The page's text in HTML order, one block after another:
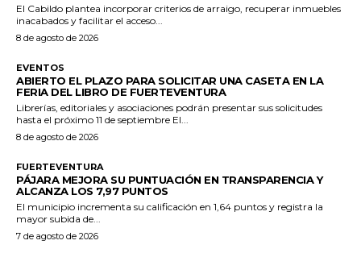
El Cabildo plantea incorporar criterios de arraigo, recuperar inmuebles
inacabados y facilitar el acceso...
8 de agosto de 2026
EVENTOS
ABIERTO EL PLAZO PARA SOLICITAR UNA CASETA EN LA
FERIA DEL LIBRO DE FUERTEVENTURA
Librerías, editoriales y asociaciones podrán presentar sus solicitudes
hasta el próximo 11 de septiembre El...
8 de agosto de 2026
FUERTEVENTURA
PÁJARA MEJORA SU PUNTUACIÓN EN TRANSPARENCIA Y
ALCANZA LOS 7,97 PUNTOS
El municipio incrementa su calificación en 1,64 puntos y registra la
mayor subida de...
7 de agosto de 2026